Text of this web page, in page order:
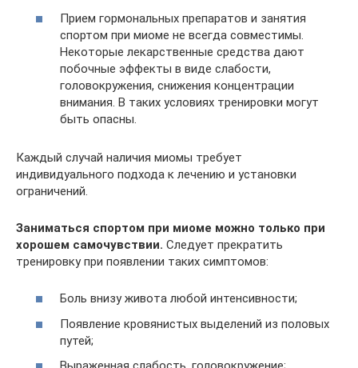
Прием гормональных препаратов и занятия
спортом при миоме не всегда совместимы.
Некоторые лекарственные средства дают
побочные эффекты в виде слабости,
головокружения, снижения концентрации
внимания. В таких условиях тренировки могут
быть опасны.
Каждый случай наличия миомы требует
индивидуального подхода к лечению и установки
ограничений.
Заниматься спортом при миоме можно только при
хорошем самочувствии. Следует прекратить
тренировку при появлении таких симптомов:
Боль внизу живота любой интенсивности;
Появление кровянистых выделений из половых
путей;